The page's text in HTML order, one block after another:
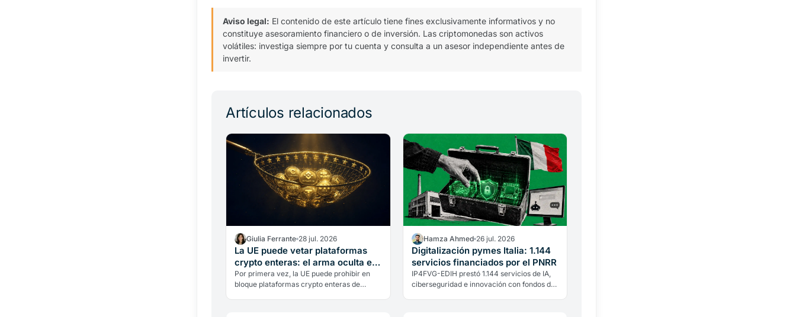
Aviso legal: El contenido de este artículo tiene fines exclusivamente informativos y no
constituye asesoramiento financiero o de inversión. Las criptomonedas son activos
volátiles: investiga siempre por tu cuenta y consulta a un asesor independiente antes de
invertir.
Artículos relacionados
Giulia Ferrante 28 jul. 2026
La UE puede vetar plataformas
crypto enteras: el arma oculta en
las sanciones a Rusia
Por primera vez, la UE puede prohibir en
bloque plataformas crypto enteras de
Hamza Ahmed 26 jul. 2026
Digitalización pymes Italia: 1.144
servicios financiados por el PNRR
IP4FVG-EDIH prestó 1.144 servicios de IA,
ciberseguridad e innovación con fondos del